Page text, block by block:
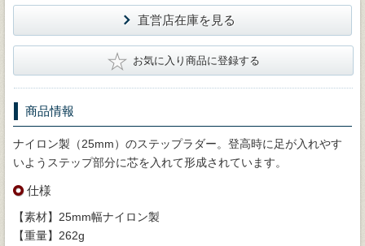
直営店在庫を見る
★ お気に入り商品に登録する
商品情報
ナイロン製（25mm）のステップラダー。登高時に足が入れやす
いようステップ部分に芯を入れて形成されています。
仕様
【素材】25mm幅ナイロン製
【重量】262g